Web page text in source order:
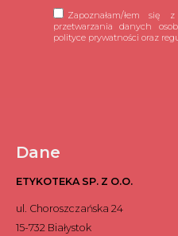
Zapoznałam/łem się
przetwarzania danych
polityce prywatności oraz
Dane
ETYKOTEKA SP. Z O.O.
ul. Choroszczańska 24
15-732 Białystok